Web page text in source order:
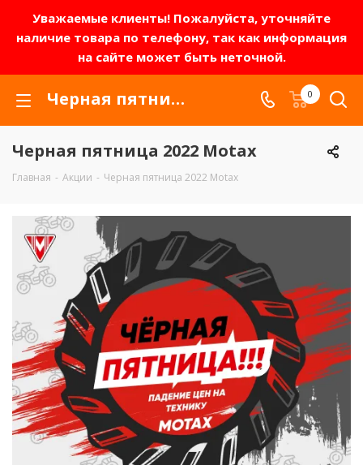
Уважаемые клиенты! Пожалуйста, уточняйте
наличие товара по телефону, так как информация
на сайте может быть неточной.
Черная пятница 2022 Motax 0
Черная пятница 2022 Motax
Главная - Акции - Черная пятница 2022 Motax